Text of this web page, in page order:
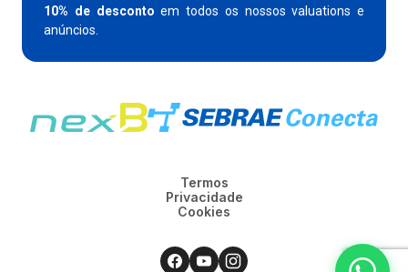
10% de desconto em todos os nossos valuations e
anúncios.
Termos
Privacidade
Cookies